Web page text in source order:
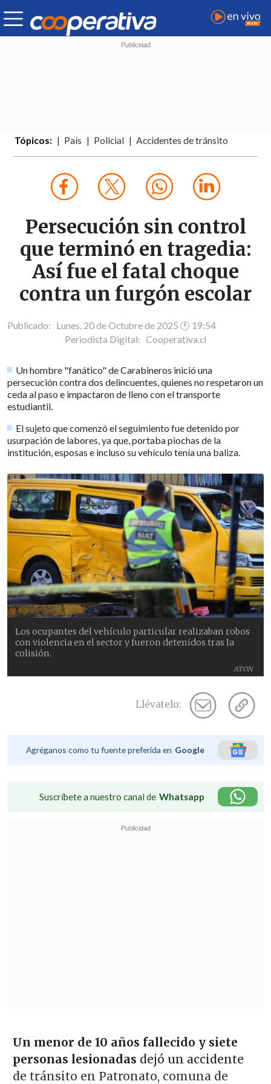
Tópicos: País Policial Accidentes de tránsito
Persecución sin control
que terminó en tragedia:
Así fue el fatal choque
contra un furgón escolar
Publicado: Lunes, 20 de Octubre de 2025 🕐 19:54
Periodista Digital: Cooperativa.cl
Un hombre "fanático" de Carabineros inició una
persecución contra dos delincuentes, quienes no respetaron un
ceda al paso e impactaron de lleno con el transporte
estudiantil.
El sujeto que comenzó el seguimiento fue detenido por
usurpación de labores, ya que, portaba piochas de la
institución, esposas e incluso su vehículo tenía una baliza.
ATON
Los ocupantes del vehículo particular realizaban robos
con violencia en el sector y fueron detenidos tras la
colisión.
Llévatelo:
Agréganos como tu fuente preferida en Google
Suscríbete a nuestro canal de Whatsapp
Un menor de 10 años fallecido y siete
personas lesionadas dejó un accidente
de tránsito en Patronato, comuna de